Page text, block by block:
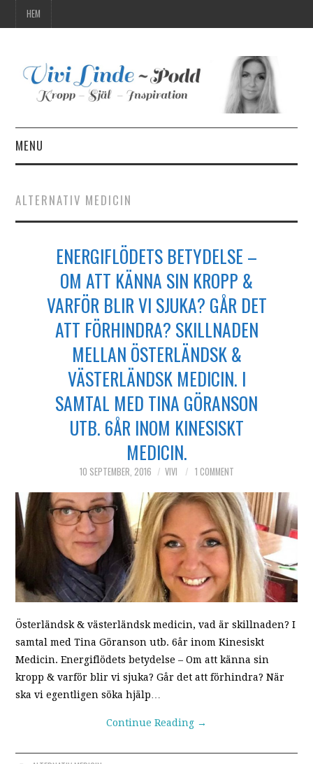
HEM
MENU
ALTERNATIV MEDICIN
ENERGIFLÖDETS BETYDELSE –
OM ATT KÄNNA SIN KROPP &
VARFÖR BLIR VI SJUKA? GÅR DET
ATT FÖRHINDRA? SKILLNADEN
MELLAN ÖSTERLÄNDSK &
VÄSTERLÄNDSK MEDICIN. I
SAMTAL MED TINA GÖRANSON
UTB. 6ÅR INOM KINESISKT
MEDICIN.
10 SEPTEMBER, 2016 VIVI 1 COMMENT
Österländsk & västerländsk medicin, vad är skillnaden? I
samtal med Tina Göranson utb. 6år inom Kinesiskt
Medicin. Energiflödets betydelse – Om att känna sin
kropp & varför blir vi sjuka? Går det att förhindra? När
ska vi egentligen söka hjälp…
Continue Reading →